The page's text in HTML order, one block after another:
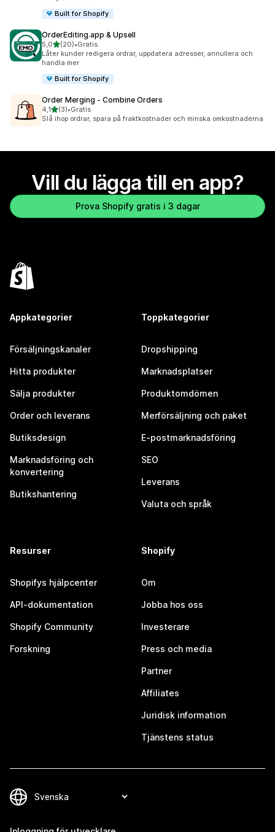
Built for Shopify
OrderEditing.app & Upsell
5,0av 5 stjärnor
(20)
20 recensioner totalt
•Gratis
Låter kunder redigera ordrar, uppdatera adresser, annullera och
handla mer
Built for Shopify
Order Merging ‑ Combine Orders
4,1av 5 stjärnor
(3)
3 recensioner totalt
•Gratis
Slå ihop ordrar, spara på fraktkostnader och minska omkostnaderna
Vill du lägga till en app?
Prova Shopify gratis i 3 dagar
Appkategorier
Försäljningskanaler
Hitta produkter
Sälja produkter
Order och leverans
Butiksdesign
Marknadsföring och
konvertering
Butikshantering
Toppkategorier
Dropshipping
Marknadsplatser
Produktomdömen
Merförsäljning och paket
E-postmarknadsföring
SEO
Leverans
Valuta och språk
Resurser
Shopifys hjälpcenter
API-dokumentation
Shopify Community
Forskning
Shopify
Om
Jobba hos oss
Investerare
Press och media
Partner
Affiliates
Juridisk information
Tjänstens status